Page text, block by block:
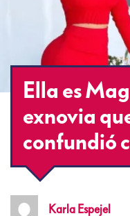
Ella es
exnovia
confundió
Karla Espejel